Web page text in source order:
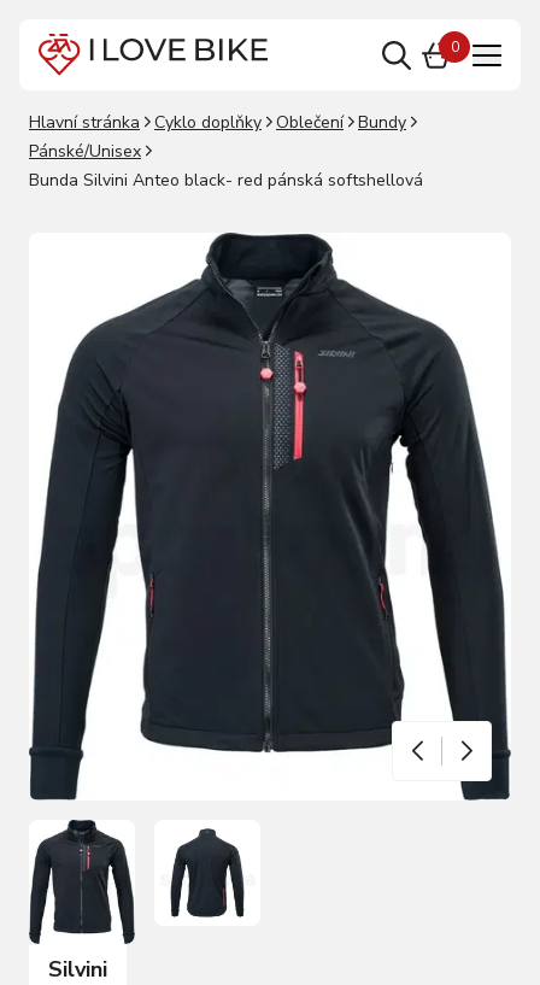
0
Hlavní stránka Cyklo doplňky Oblečení
Bundy
Pánské/Unisex
Bunda Silvini Anteo black- red pánská softshellová
Silvini